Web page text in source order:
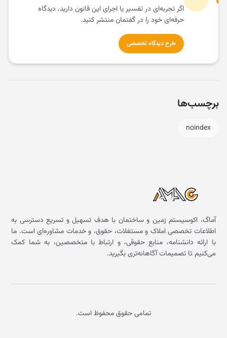
اگر تجربه‌ای در تفسیر یا اجرای این قانون دارید، دیدگاه
حرفه‌ای خود را در گفتمان منتشر کنید.
طرح دیدگاه تخصصی
برچسب‌ها
noindex
آماگ، اکوسیستم زمین و ساختمان با هدف تسهیل و تسریع دسترسی به
اطلاعات تخصصی املاک و مستغلات، حقوق، و خدمات مشاوره‌ای است. ما
با ارائه دانشنامه، منابع حقوقی، و ارتباط با متخصصین، به شما کمک
می‌کنیم تا تصمیمات آگاهانه‌تری بگیرید.
تمامی حقوق محفوظ است.